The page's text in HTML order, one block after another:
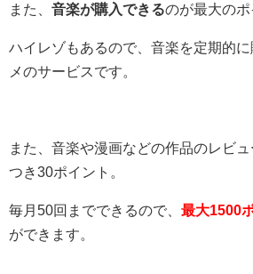
また、 音楽が購入できるのが最大のポ
ハイレゾもあるので、音楽を定期的
メのサービスです。
また、音楽や漫画などの作品のレビ
つき30ポイント。
毎月50回までできるので、 最大1500
ができます。